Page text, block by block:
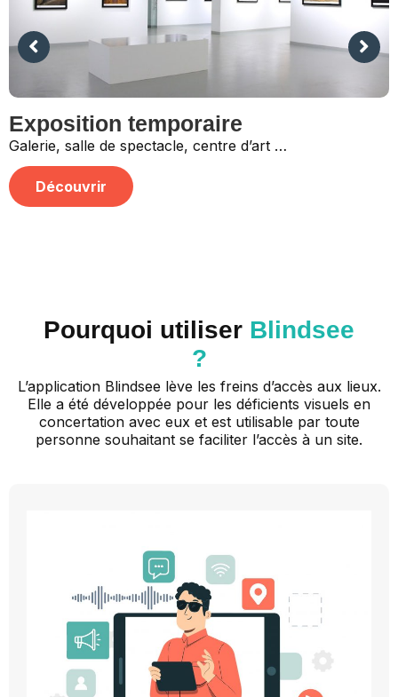
Exposition temporaire
Galerie, salle de spectacle, centre d’art …
Découvrir
Pourquoi utiliser Blindsee
?
L’application Blindsee lève les freins d’accès aux lieux.
Elle a été développée pour les déficients visuels en
concertation avec eux et est utilisable par toute
personne souhaitant se faciliter l’accès à un site.